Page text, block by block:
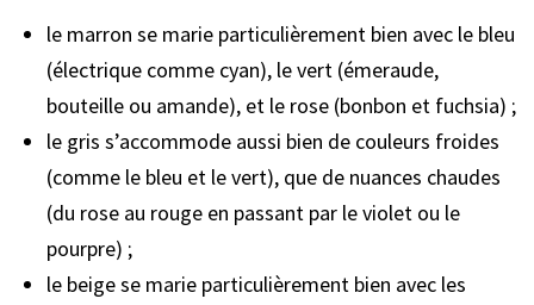
le marron se marie particulièrement bien avec le bleu
(électrique comme cyan), le vert (émeraude,
bouteille ou amande), et le rose (bonbon et fuchsia) ;
le gris s’accommode aussi bien de couleurs froides
(comme le bleu et le vert), que de nuances chaudes
(du rose au rouge en passant par le violet ou le
pourpre) ;
le beige se marie particulièrement bien avec les